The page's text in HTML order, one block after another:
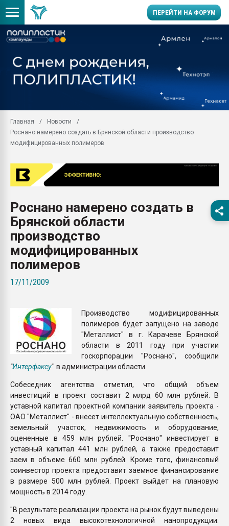
ПЕРЕЙТИ НА ФОРУМ
умельцы изготовили
Продажа готового
производство SPC
29.07.2026 ФРП помог
Помощь в подборе
Вакуум-формовочные
Подмосковье, Москва
28.07.2026
Главная
Новости
Роснано намерено создать в Брянской области производство
модифицированных полимеров
Роснано намерено создать в
Брянской области
производство
модифицированных
полимеров
17/11/2009
Производство модифицированных
полимеров будет запущено на заводе
"Металлист" в г. Карачеве Брянской
области в 2011 году при участии
госкорпорации "Роснано", сообщили
"Интерфаксу" в администрации области.
Собеседник агентства отметил, что общий объем
инвестиций в проект составит 2 млрд 60 млн рублей. В
уставной капитал проектной компании заявитель проекта -
ОАО "Металлист" - внесет интеллектуальную собственность,
земельный участок, недвижимость и оборудование,
оцененные в 459 млн рублей. "Роснано" инвестирует в
уставный капитал 441 млн рублей, а также предоставит
заем в объеме 660 млн рублей. Кроме того, финансовый
соинвестор проекта предоставит заемное финансирование
в размере 500 млн рублей. Проект выйдет на плановую
мощность в 2014 году.
"В результате реализации проекта на рынок будут выведены
2 новых вида высокотехнологичной нанопродукции: